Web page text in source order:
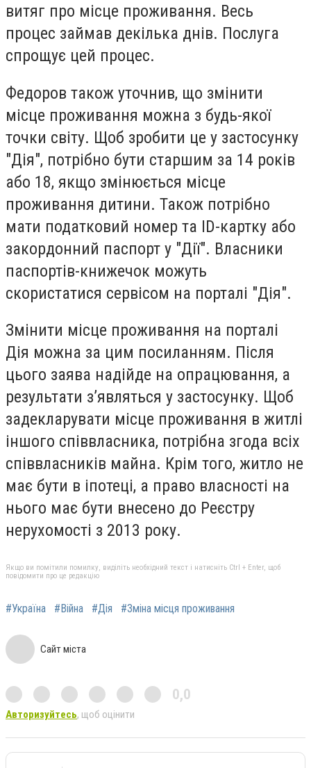
витяг про місце проживання. Весь
процес займав декілька днів. Послуга
спрощує цей процес.
Федоров також уточнив, що змінити
місце проживання можна з будь-якої
точки світу. Щоб зробити це у застосунку
"Дія", потрібно бути старшим за 14 років
або 18, якщо змінюється місце
проживання дитини. Також потрібно
мати податковий номер та ID-картку або
закордонний паспорт у "Дії". Власники
паспортів-книжечок можуть
скористатися сервісом на порталі "Дія".
Змінити місце проживання на порталі
Дія можна за цим посиланням. Після
цього заява надійде на опрацювання, а
результати з’являться у застосунку. Щоб
задекларувати місце проживання в житлі
іншого співвласника, потрібна згода всіх
співвласників майна. Крім того, житло не
має бути в іпотеці, а право власності на
нього має бути внесено до Реєстру
нерухомості з 2013 року.
Якщо ви помітили помилку, виділіть необхідний текст і натисніть Ctrl + Enter, щоб
повідомити про це редакцію
#Україна #Війна #Дія #Зміна місця проживання
Сайт міста
0,0
Авторизуйтесь, щоб оцінити